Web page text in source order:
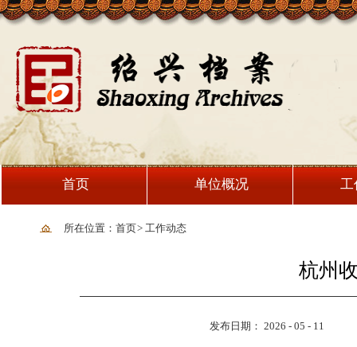
首页 单位概况 工
所在位置：首页> 工作动态
杭州
发布日期： 2026 - 05 - 11